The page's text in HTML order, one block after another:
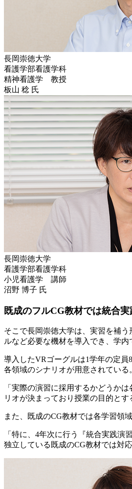
長岡崇徳大学
看護学部看護学科
精神看護学 教授
板山 稔 氏
長岡崇徳大学
看護学部看護学科
小児看護学 講師
沼野 博子 氏
既成のフルCG教材では統合
そこで長岡崇徳大学は、実習を補
ルなど必要な機材を導入でき、学
導入したVRゴーグルは1学年の定
各領域のシナリオが用意されている
「実際の演習に採用するかどうか
リオが決まっており授業の目的と
また、既成のCG教材では各学習領
「特に、4年次に行う『統合実践
独立している既成のCG教材では対